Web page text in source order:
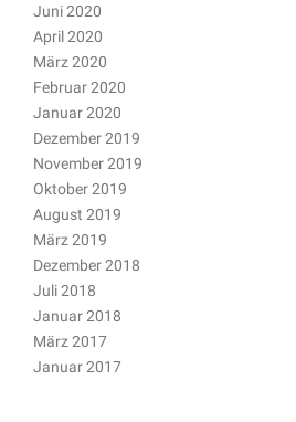
Juni 2020
April 2020
März 2020
Februar 2020
Januar 2020
Dezember 2019
November 2019
Oktober 2019
August 2019
März 2019
Dezember 2018
Juli 2018
Januar 2018
März 2017
Januar 2017